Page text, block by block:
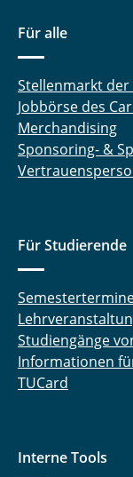
Für alle
Stellenmarkt der
Jobbörse des
Merchandising
Sponsoring- &
Für Studierende
Studiengänge
Informationen
TUCard
Interne Tools